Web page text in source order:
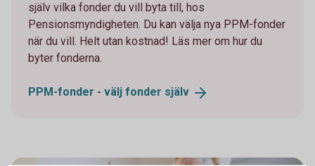
själv vilka fonder du vill byta till, hos
Pensionsmyndigheten. Du kan välja nya PPM-fonder
när du vill. Helt utan kostnad! Läs mer om hur du
byter fonderna.
PPM-fonder - välj fonder själv